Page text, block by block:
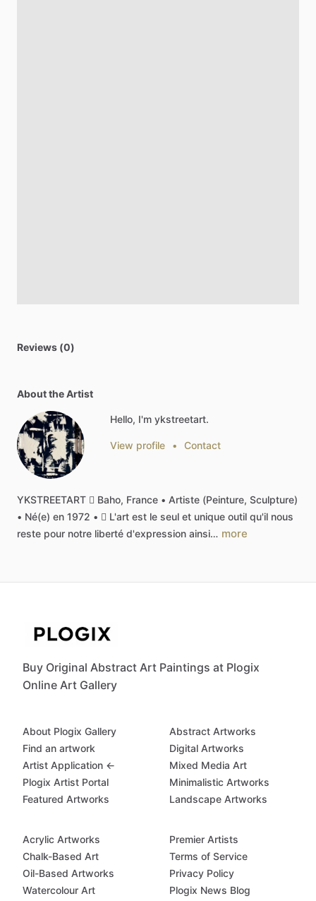
Reviews (0)
About the Artist
Hello, I'm ykstreetart.
View profile • Contact
YKSTREETART  Baho, France • Artiste (Peinture, Sculpture)
• Né(e) en 1972 •  L'art est le seul et unique outil qu'il nous
reste pour notre liberté d'expression ainsi… more
Buy Original Abstract Art Paintings at Plogix
Online Art Gallery
About Plogix Gallery
Find an artwork
Artist Application ←
Plogix Artist Portal
Featured Artworks
Abstract Artworks
Digital Artworks
Mixed Media Art
Minimalistic Artworks
Landscape Artworks
Acrylic Artworks
Chalk-Based Art
Oil-Based Artworks
Watercolour Art
Premier Artists
Terms of Service
Privacy Policy
Plogix News Blog